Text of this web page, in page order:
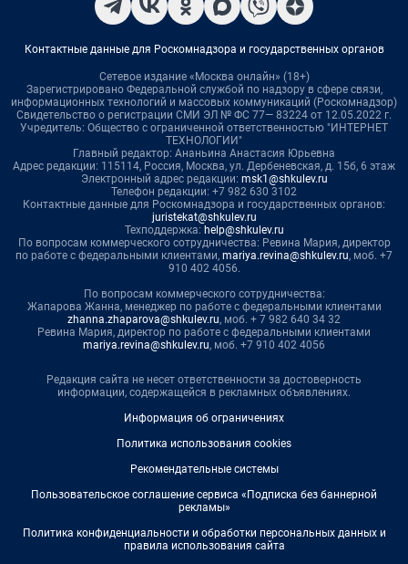
Контактные данные для Роскомнадзора и государственных органов
Сетевое издание «Москва онлайн» (18+)
Зарегистрировано Федеральной службой по надзору в сфере связи,
информационных технологий и массовых коммуникаций (Роскомнадзор)
Свидетельство о регистрации СМИ ЭЛ № ФС 77— 83224 от 12.05.2022 г.
Учредитель: Общество с ограниченной ответственностью "ИНТЕРНЕТ
ТЕХНОЛОГИИ"
Главный редактор: Ананьина Анастасия Юрьевна
Адрес редакции: 115114, Россия, Москва, ул. Дербеневская, д. 15б, 6 этаж
Электронный адрес редакции: msk1@shkulev.ru
Телефон редакции: +7 982 630 3102
Контактные данные для Роскомнадзора и государственных органов:
juristekat@shkulev.ru
Техподдержка: help@shkulev.ru
По вопросам коммерческого сотрудничества: Ревина Мария, директор
по работе с федеральными клиентами, mariya.revina@shkulev.ru, моб. +7
910 402 4056.
По вопросам коммерческого сотрудничества:
Жапарова Жанна, менеджер по работе с федеральными клиентами
zhanna.zhaparova@shkulev.ru, моб. + 7 982 640 34 32
Ревина Мария, директор по работе с федеральными клиентами
mariya.revina@shkulev.ru, моб. +7 910 402 4056
Редакция сайта не несет ответственности за достоверность
информации, содержащейся в рекламных объявлениях.
Информация об ограничениях
Политика использования cookies
Рекомендательные системы
Пользовательское соглашение сервиса «Подписка без баннерной
рекламы»
Политика конфиденциальности и обработки персональных данных и
правила использования сайта